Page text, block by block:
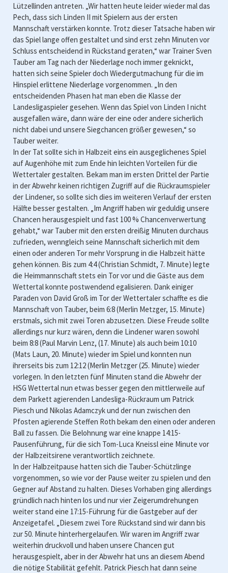
Lützellinden antreten. „Wir hatten heute leider wieder mal das
Pech, dass sich Linden II mit Spielern aus der ersten
Mannschaft verstärken konnte. Trotz dieser Tatsache haben wir
das Spiel lange offen gestaltet und sind erst zehn Minuten vor
Schluss entscheidend in Rückstand geraten,“ war Trainer Sven
Tauber am Tag nach der Niederlage noch immer geknickt,
hatten sich seine Spieler doch Wiedergutmachung für die im
Hinspiel erlittene Niederlage vorgenommen. „In den
entscheidenden Phasen hat man eben die Klasse der
Landesligaspieler gesehen. Wenn das Spiel von Linden I nicht
ausgefallen wäre, dann wäre der eine oder andere sicherlich
nicht dabei und unsere Siegchancen größer gewesen,“ so
Tauber weiter.
In der Tat sollte sich in Halbzeit eins ein ausgeglichenes Spiel
auf Augenhöhe mit zum Ende hin leichten Vorteilen für die
Wettertaler gestalten. Bekam man im ersten Drittel der Partie
in der Abwehr keinen richtigen Zugriff auf die Rückraumspieler
der Lindener, so sollte sich dies im weiteren Verlauf der ersten
Hälfte besser gestalten. „Im Angriff haben wir geduldig unsere
Chancen herausgespielt und fast 100 % Chancenverwertung
gehabt,“ war Tauber mit den ersten dreißig Minuten durchaus
zufrieden, wenngleich seine Mannschaft sicherlich mit dem
einen oder anderen Tor mehr Vorsprung in die Halbzeit hätte
gehen können. Bis zum 4:4 (Christian Schmidt, 7. Minute) legte
die Heimmannschaft stets ein Tor vor und die Gäste aus dem
Wettertal konnte postwendend egalisieren. Dank einiger
Paraden von David Groß im Tor der Wettertaler schaffte es die
Mannschaft von Tauber, beim 6:8 (Merlin Metzger, 15. Minute)
erstmals, sich mit zwei Toren abzusetzen. Diese Freude sollte
allerdings nur kurz wären, denn die Lindener waren sowohl
beim 8:8 (Paul Marvin Lenz, (17. Minute) als auch beim 10:10
(Mats Laun, 20. Minute) wieder im Spiel und konnten nun
ihrerseits bis zum 12:12 (Merlin Metzger (25. Minute) wieder
vorlegen. In den letzten fünf Minuten stand die Abwehr der
HSG Wettertal nun etwas besser gegen den mittlerweile auf
dem Parkett agierenden Landesliga-Rückraum um Patrick
Piesch und Nikolas Adamczyk und der nun zwischen den
Pfosten agierende Steffen Roth bekam den einen oder anderen
Ball zu fassen. Die Belohnung war eine knappe 14:15-
Pausenführung, für die sich Tom-Luca Kneissl eine Minute vor
der Halbzeitsirene verantwortlich zeichnete.
In der Halbzeitpause hatten sich die Tauber-Schützlinge
vorgenommen, so wie vor der Pause weiter zu spielen und den
Gegner auf Abstand zu halten. Dieses Vorhaben ging allerdings
gründlich nach hinten los und nur vier Zeigerumdrehungen
weiter stand eine 17:15-Führung für die Gastgeber auf der
Anzeigetafel. „Diesem zwei Tore Rückstand sind wir dann bis
zur 50. Minute hinterhergelaufen. Wir waren im Angriff zwar
weiterhin druckvoll und haben unsere Chancen gut
herausgespielt, aber in der Abwehr hat uns an diesem Abend
die nötige Stabilität gefehlt. Patrick Piesch hat dann seine